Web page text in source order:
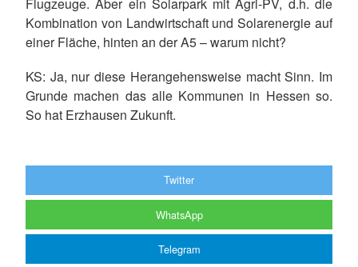
Kombination von Landwirtschaft und Solarenergie auf
einer Fläche, hinten an der A5 – warum nicht?
KS: Ja, nur diese Herangehensweise macht Sinn. Im
Grunde machen das alle Kommunen in Hessen so.
So hat Erzhausen Zukunft.
Twitter
WhatsApp
Telegram